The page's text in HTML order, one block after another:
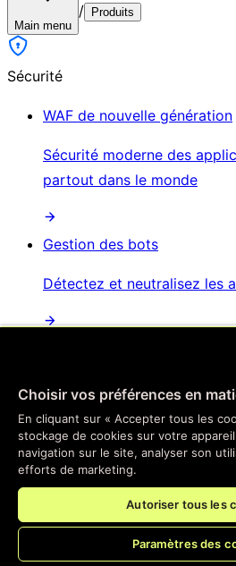
Main menu
/ Produits
Sécurité
WAF de nouvelle génération
Sécurité moderne des
partout dans le monde
Gestion des bots
Détectez et neutralisez les
Atténuation automatisée des
perturbatrices et distribuées
Sécurité des API
Sécurisez vos points de
Choisir vos préférences en
En cliquant sur « Accepter tous les
stockage de cookies sur votre
navigation sur le site, analyser son
efforts de marketing.
Autoriser tous les
Paramètres des